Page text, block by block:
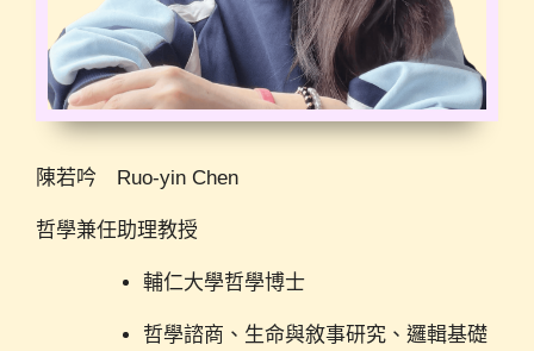
陳若吟 Ruo-yin Chen
哲學兼任助理教授
輔仁大學哲學博士
哲學諮商、生命與敘事研究、邏輯基礎